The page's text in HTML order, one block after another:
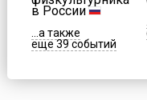
в России
...а также
еще 39 событий